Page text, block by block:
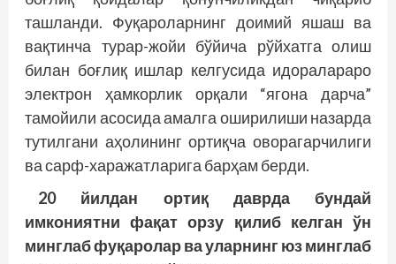
ташланди. Фуқароларнинг доимий яшаш ва
вақтинча турар-жойи бўйича рўйхатга олиш
билан боғлиқ ишлар келгусида идоралараро
электрон ҳамкорлик орқали “ягона дарча”
тамойили асосида амалга оширилиши назарда
тутилгани аҳолининг ортиқча оворагарчилиги
ва сарф-харажатларига барҳам берди.
20 йилдан ортиқ даврда бундай
имкониятни фақат орзу қилиб келган ўн
минглаб фуқаролар ва уларнинг юз минглаб